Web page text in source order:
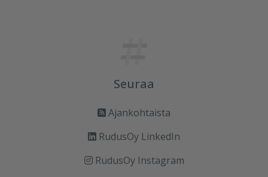
Seuraa
Ajankohtaista
RudusOy LinkedIn
RudusOy Instagram